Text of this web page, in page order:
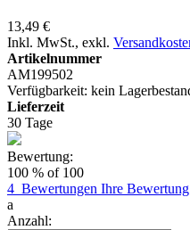
13,49 €
Inkl. MwSt., exkl.
Artikelnummer
AM199502
Verfügbarkeit: kein
Lieferzeit
30 Tage
Bewertung:
100 % of 100
4 Bewertungen Ihre
a
Anzahl: